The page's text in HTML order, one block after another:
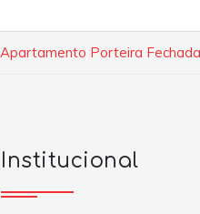
Apartamento Porteira
Institucional